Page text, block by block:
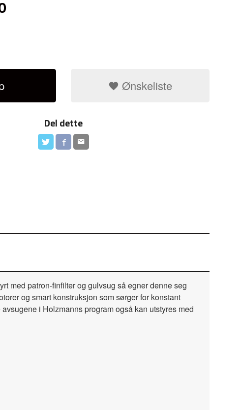
Ønskeliste
Del dette
med patron-finfilter og gulvsug så egner denne seg
og smart konstruksjon som sørger for konstant
i Holzmanns program også kan utstyres med